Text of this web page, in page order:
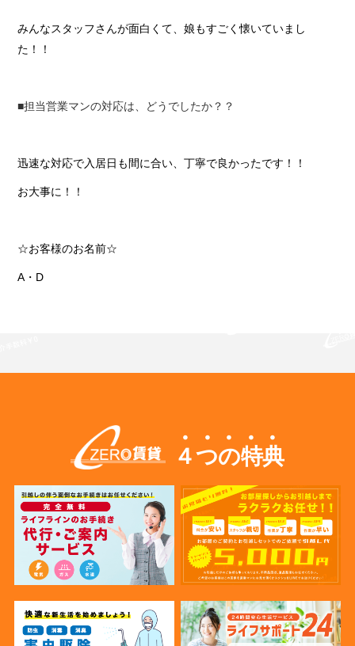
みんなスタッフさんが面白くて、娘もすごく懐いていまし
た！！
■担当営業マンの対応は、どうでしたか？？
迅速な対応で入居日も間に合い、丁寧で良かったです！！
お大事に！！
☆お客様のお名前☆
A・D
４つの特典